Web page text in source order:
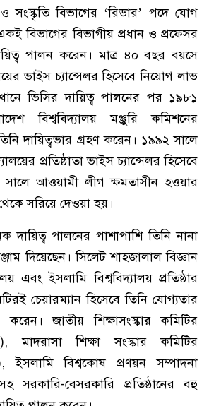
সংস্কৃতি বিভাগের ‘রিডার’ পদে যোগ
বিভাগের বিভাগীয় প্রধান ও প্রফেসর
পালন করেন। মাত্র ৪০ বছর বয়সে
ভাইস চ্যান্সেলর হিসেবে নিয়োগ লাভ
ভিসির দায়িত্ব পালনের পর ১৯৮১
বিশ্ববিদ্যালয় মঞ্জুরি কমিশনের
দায়িত্বভার গ্রহণ করেন। ১৯৯২ সালে
প্রতিষ্ঠাতা ভাইস চ্যান্সেলর হিসেবে
সালে আওয়ামী লীগ ক্ষমতাসীন হওয়ার
সরিয়ে দেওয়া হয়।
দায়িত্ব পালনের পাশাপাশি তিনি নানা
দিয়েছেন। সিলেট শাহজালাল বিজ্ঞান
এবং ইসলামি বিশ্ববিদ্যালয় প্রতিষ্ঠার
চেয়ারম্যান হিসেবে তিনি যোগ্যতার
করেন। জাতীয় শিক্ষাসংস্কার কমিটির
মাদরাসা শিক্ষা সংস্কার কমিটির
ইসলামি বিশ্বকোষ প্রণয়ন সম্পাদনা
সরকারি-বেসরকারি প্রতিষ্ঠানের বহু